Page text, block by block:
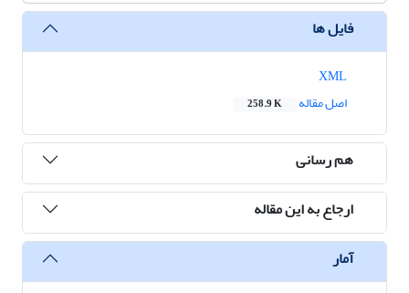
فایل ها
اصل مقاله
258.9 K
هم رسانی
ارجاع به این مقاله
آمار